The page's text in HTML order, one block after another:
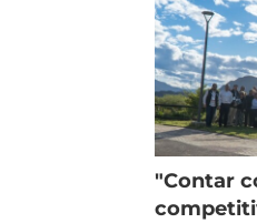
"Contar